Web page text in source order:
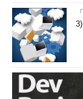
3)